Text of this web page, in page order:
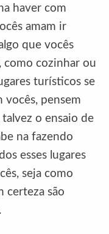
haver com
amam ir
que vocês
como cozinhar ou
turísticos se
vocês, pensem
o ensaio de
na fazendo
esses lugares
seja como
certeza são